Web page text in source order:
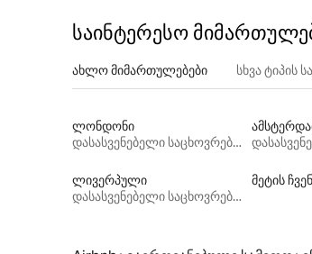
საინტერესო
ახლო მიმართულებები სხვა ტიპის
ლონდონი
დასასვენებელი საცხოვრებლები
ლივერპული
დასასვენებელი საცხოვრებლები
მეტის